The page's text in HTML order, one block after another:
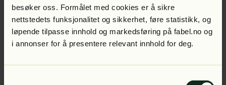
besøker oss. Formålet med cookies er å sikre
nettstedets funksjonalitet og sikkerhet, føre statistikk, og
løpende tilpasse innhold og markedsføring på fabel.no og
i annonser for å presentere relevant innhold for deg.